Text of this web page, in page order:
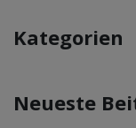
Kategorien
Neueste